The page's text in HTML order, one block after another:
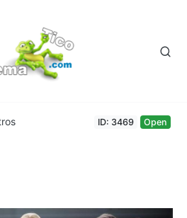
ID: 3469 Open